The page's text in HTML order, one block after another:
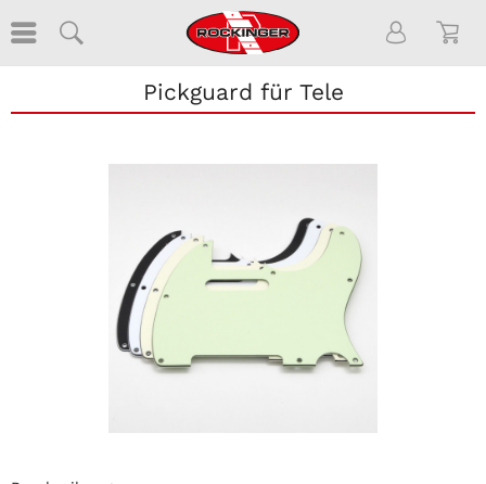
Pickguard für Tele